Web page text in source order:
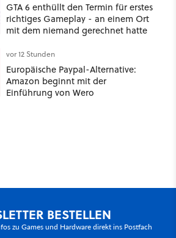
GTA 6 enthüllt den Termin für erstes
richtiges Gameplay - an einem Ort
mit dem niemand gerechnet hatte
vor 12 Stunden
Europäische Paypal-Alternative:
Amazon beginnt mit der
Einführung von Wero
BESTELLEN
zu Games und Hardware direkt ins Postfach